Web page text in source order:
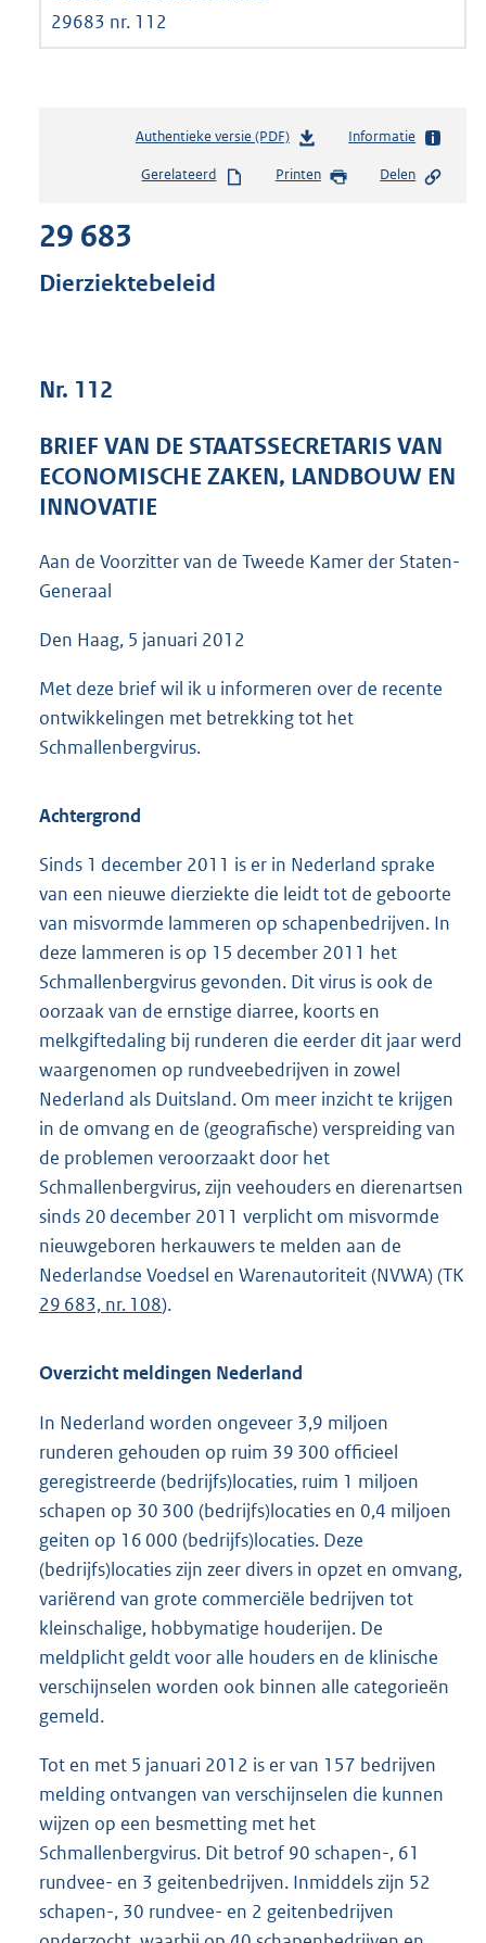
29683 nr. 112
Authentieke versie (PDF)b
s
e
b
Informatie
Gerelateerd Printen Delen
29 683
Dierziektebeleid
Nr. 112
BRIEF VAN DE STAATSSECRETARIS VAN
ECONOMISCHE ZAKEN, LANDBOUW EN
INNOVATIE
Aan de Voorzitter van de Tweede Kamer der Staten-
Generaal
Den Haag, 5 januari 2012
Met deze brief wil ik u informeren over de recente
ontwikkelingen met betrekking tot het
Schmallenbergvirus.
Achtergrond
Sinds 1 december 2011 is er in Nederland sprake
van een nieuwe dierziekte die leidt tot de geboorte
van misvormde lammeren op schapenbedrijven. In
deze lammeren is op 15 december 2011 het
Schmallenbergvirus gevonden. Dit virus is ook de
oorzaak van de ernstige diarree, koorts en
melkgiftedaling bij runderen die eerder dit jaar werd
waargenomen op rundveebedrijven in zowel
Nederland als Duitsland. Om meer inzicht te krijgen
in de omvang en de (geografische) verspreiding van
de problemen veroorzaakt door het
Schmallenbergvirus, zijn veehouders en dierenartsen
sinds 20 december 2011 verplicht om misvormde
nieuwgeboren herkauwers te melden aan de
Nederlandse Voedsel en Warenautoriteit (NVWA) (TK
29 683, nr. 108).
Overzicht meldingen Nederland
In Nederland worden ongeveer 3,9 miljoen
runderen gehouden op ruim 39 300 officieel
geregistreerde (bedrijfs)locaties, ruim 1 miljoen
schapen op 30 300 (bedrijfs)locaties en 0,4 miljoen
geiten op 16 000 (bedrijfs)locaties. Deze
(bedrijfs)locaties zijn zeer divers in opzet en omvang,
variërend van grote commerciële bedrijven tot
kleinschalige, hobbymatige houderijen. De
meldplicht geldt voor alle houders en de klinische
verschijnselen worden ook binnen alle categorieën
gemeld.
Tot en met 5 januari 2012 is er van 157 bedrijven
melding ontvangen van verschijnselen die kunnen
wijzen op een besmetting met het
Schmallenbergvirus. Dit betrof 90 schapen-, 61
rundvee- en 3 geitenbedrijven. Inmiddels zijn 52
schapen-, 30 rundvee- en 2 geitenbedrijven